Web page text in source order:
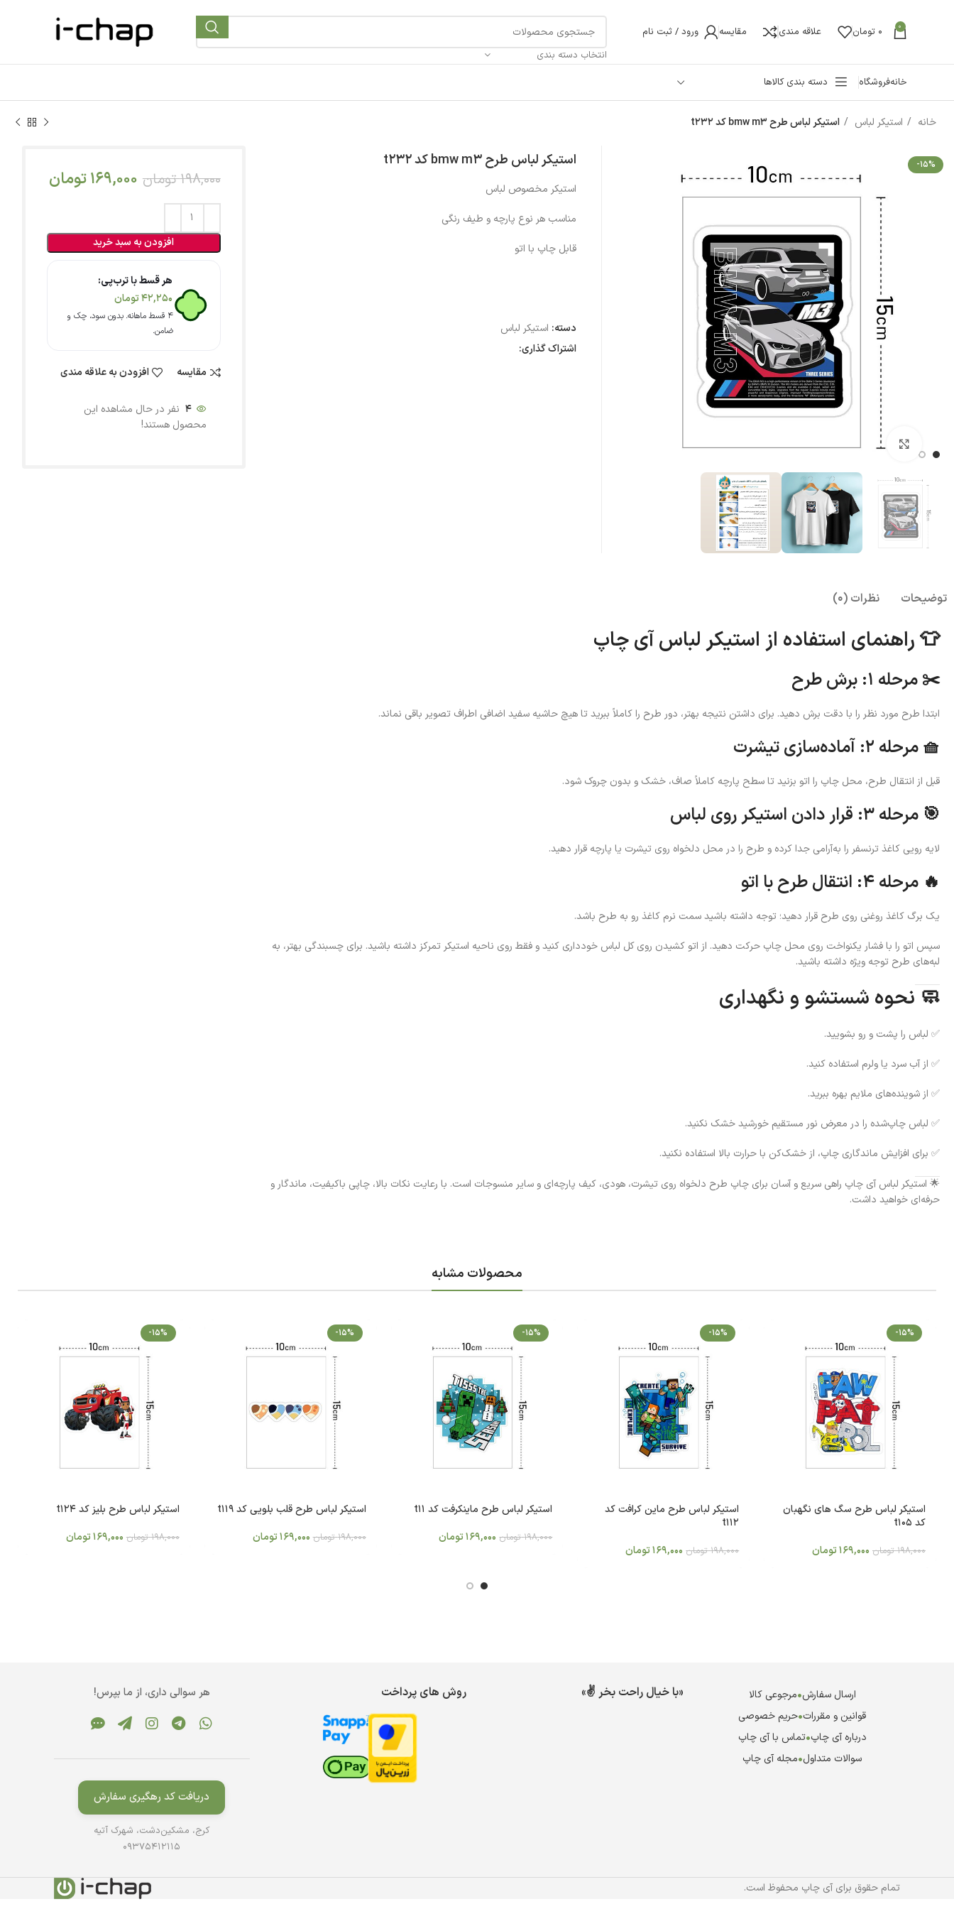
0
0 تومان علاقه مندی مقایسه
ورود / ثبت نام
انتخاب دسته بندی
خانهفروشگاه دسته بندی کالاها
خانه استیکر لباس استیکر لباس طرح bmw m3 کد t232
-15%
بزرگنمایی تصویر
استیکر لباس طرح bmw m3 کد t232
استیکر مخصوص لباس
مناسب هر نوع پارچه و طیف رنگی
قابل چاپ با اتو
دسته: استیکر لباس
اشتراک گذاری:
198,000 تومان 169,000تومان
افزودن به سبد خرید
هر قسط با ترب‌پی:
42,250تومان
۴ قسط ماهانه. بدون سود، چک و
ضامن.
مقایسه افزودن به علاقه مندی
4 نفر در حال مشاهده این
محصول هستند!
توضیحات نظرات (0)
👕 راهنمای استفاده از استیکر لباس آی چاپ
✂️ مرحله ۱: برش طرح
ابتدا طرح مورد نظر را با دقت برش دهید. برای داشتن نتیجه بهتر، دور طرح را کاملاً ببرید تا هیچ حاشیه سفید اضافی اطراف تصویر باقی نماند.
🧺 مرحله ۲: آماده‌سازی تیشرت
قبل از انتقال طرح، محل چاپ را اتو بزنید تا سطح پارچه کاملاً صاف، خشک و بدون چروک شود.
🎯 مرحله ۳: قرار دادن استیکر روی لباس
لایه رویی کاغذ ترنسفر را به‌آرامی جدا کرده و طرح را در محل دلخواه روی تیشرت یا پارچه قرار دهید.
🔥 مرحله ۴: انتقال طرح با اتو
یک برگ کاغذ روغنی روی طرح قرار دهید؛ توجه داشته باشید سمت نرم کاغذ رو به طرح باشد.
سپس اتو را با فشار یکنواخت روی محل چاپ حرکت دهید. از اتو کشیدن روی کل لباس خودداری کنید و فقط روی ناحیه استیکر تمرکز داشته باشید. برای چسبندگی بهتر، به
لبه‌های طرح توجه ویژه داشته باشید.
🧼 نحوه شستشو و نگهداری
✅ لباس را پشت و رو بشویید.
✅ از آب سرد یا ولرم استفاده کنید.
✅ از شوینده‌های ملایم بهره ببرید.
✅ لباس چاپ‌شده را در معرض نور مستقیم خورشید خشک نکنید.
✅ برای افزایش ماندگاری چاپ، از خشک‌کن با حرارت بالا استفاده نکنید.
🌟 استیکر لباس آی چاپ راهی سریع و آسان برای چاپ طرح دلخواه روی تیشرت، هودی، کیف پارچه‌ای و سایر منسوجات است. با رعایت نکات بالا، چاپی باکیفیت، ماندگار و
حرفه‌ای خواهید داشت.
محصولات مشابه
-15%
استیکر لباس طرح سگ های نگهبان
کد t105
198,000 تومان 169,000تومان
-15%
استیکر لباس طرح ماین کرافت کد
t112
198,000 تومان 169,000تومان
-15%
استیکر لباس طرح ماینکرفت کد t11
198,000 تومان 169,000تومان
-15%
استیکر لباس طرح قلب بلویی کد t119
198,000 تومان 169,000تومان
-15%
استیکر لباس طرح بلیز کد t124
198,000 تومان 169,000تومان
ارسال سفارش•مرجوعی کالا
قوانین و مقررات•حریم خصوصی
درباره آی چاپ•تماس با آی چاپ
سوالات متداول•مجله آی چاپ
«با خیال راحت بخر ✌️» روش های پرداخت هر سوالی داری، از ما بپرس!
دریافت کد رهگیری سفارش
کرج، مشکین‌دشت، شهرک آتیه
09375412115
تمام حقوق برای آی چاپ محفوظ است.